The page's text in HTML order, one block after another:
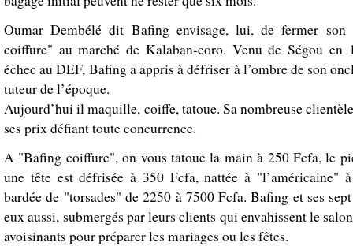
Oumar Dembélé dit Bafing envisage, lui, de fermer son
coiffure" au marché de Kalaban-coro. Venu de Ségou en
échec au DEF, Bafing a appris à défriser à l’ombre de son
tuteur de l’époque.
Aujourd’hui il maquille, coiffe, tatoue. Sa nombreuse
ses prix défiant toute concurrence.
A "Bafing coiffure", on vous tatoue la main à 250 Fcfa, le
une tête est défrisée à 350 Fcfa, nattée à "l’américaine"
bardée de "torsades" de 2250 à 7500 Fcfa. Bafing et ses
eux aussi, submergés par leurs clients qui envahissent le
avoisinants pour préparer les mariages ou les fêtes.